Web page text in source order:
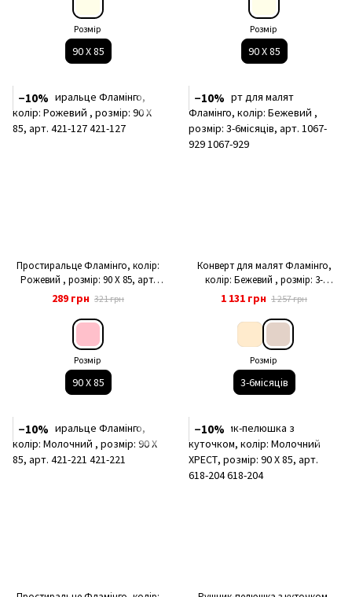
Розмір
90 Х 85
Розмір
90 Х 85
−10%
Простиральце Фламінго, колір:
Рожевий , розмір: 90 Х 85, арт.
421-127
289 грн 321 грн
Розмір
90 Х 85
−10%
Конверт для малят Фламінго,
колір: Бежевий , розмір: 3-
6місяців, арт. 1067-929
1 131 грн 1 257 грн
Розмір
3-6місяців
−10% −10%